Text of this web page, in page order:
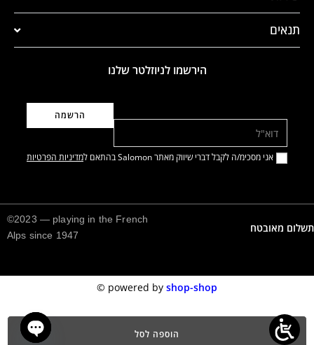
הוספה לסל
תנאים
הירשמו לניוזלטר שלנו
אני מסכימ/ה לקבל דברי שיווק מאתר Salomon בהתאם ל מדיניות הפרטיות
תשלום מאובטח
©2023 — playing in the French
Alps since 1947
powered by shop-shop
©️